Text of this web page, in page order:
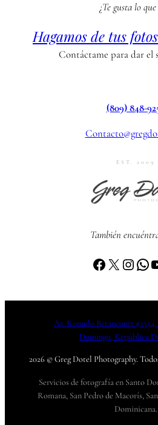
¿Te gusta lo que
Hagamos de tus
Contáctame para dar el
(809) 848-
EST. 2009
También
Facebook X Instagram WhatsApp YouTube
Av. Romulo Betancourt
Domingo, República
2026 © Greg Dotel Photography.
Servicios de fotografía en Santo
Romana, San Pedro de Macorís,
Dominicana.